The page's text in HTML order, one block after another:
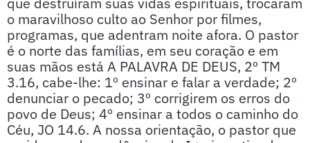
o maravilhoso culto ao Senhor por filmes,
programas, que adentram noite afora. O pastor
é o norte das famílias, em seu coração e em
suas mãos está A PALAVRA DE DEUS, 2º TM
3.16, cabe-lhe: 1º ensinar e falar a verdade; 2º
denunciar o pecado; 3º corrigirem os erros do
povo de Deus; 4º ensinar a todos o caminho do
Céu, JO 14.6. A nossa orientação, o pastor que